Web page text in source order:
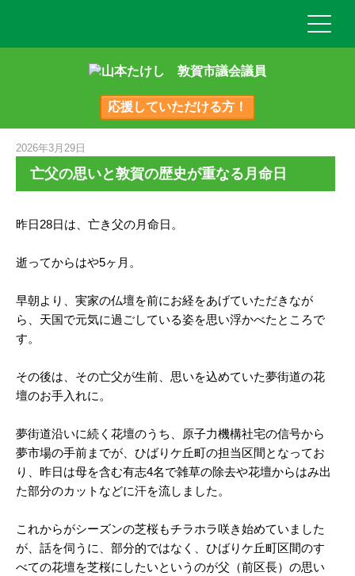
応援していただける方！
2026年3月29日
亡父の思いと敦賀の歴史が重なる月命日
昨日28日は、亡き父の月命日。
逝ってからはや5ヶ月。
早朝より、実家の仏壇を前にお経をあげていただきなが
ら、天国で元気に過ごしている姿を思い浮かべたところで
す。
その後は、その亡父が生前、思いを込めていた夢街道の花
壇のお手入れに。
夢街道沿いに続く花壇のうち、原子力機構社宅の信号から
夢市場の手前までが、ひばりケ丘町の担当区間となってお
り、昨日は母を含む有志4名で雑草の除去や花壇からはみ出
た部分のカットなどに汗を流しました。
これからがシーズンの芝桜もチラホラ咲き始めていました
が、話を伺うに、部分的ではなく、ひばりケ丘町区間のす
べての花壇を芝桜にしたいというのが父（前区長）の思い